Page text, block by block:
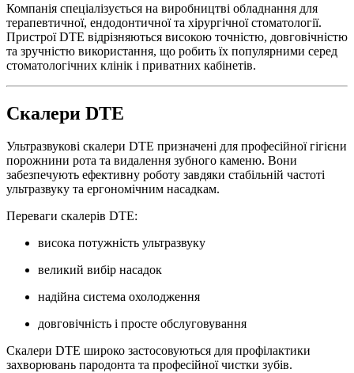
Компанія спеціалізується на виробництві обладнання для
терапевтичної, ендодонтичної та хірургічної стоматології.
Пристрої DTE відрізняються високою точністю, довговічністю
та зручністю використання, що робить їх популярними серед
стоматологічних клінік і приватних кабінетів.
Скалери DTE
Ультразвукові скалери DTE призначені для професійної гігієни
порожнини рота та видалення зубного каменю. Вони
забезпечують ефективну роботу завдяки стабільній частоті
ультразвуку та ергономічним насадкам.
Переваги скалерів DTE:
висока потужність ультразвуку
великий вибір насадок
надійна система охолодження
довговічність і просте обслуговування
Скалери DTE широко застосовуються для профілактики
захворювань пародонта та професійної чистки зубів.